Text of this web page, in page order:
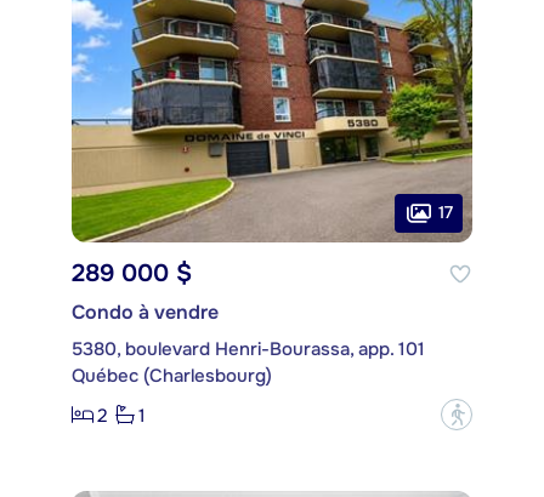
17
289 000 $
Condo à vendre
5380, boulevard Henri-Bourassa, app. 101
Québec (Charlesbourg)
2
1 ?